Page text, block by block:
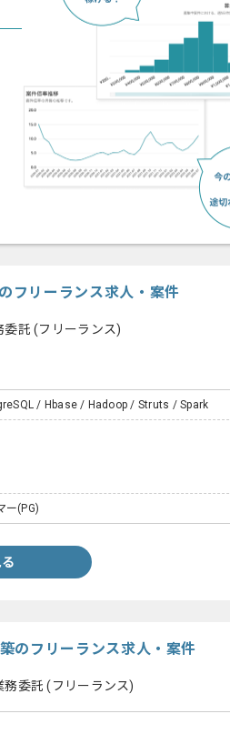
フリーランス求人・案件
委託(フリーランス)
/ Hbase / Hadoop / Struts / Spark
ー(PG)
のフリーランス求人・案件
務委託(フリーランス)